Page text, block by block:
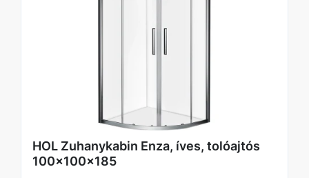
HOL Zuhanykabin Enza, íves, tolóajtós
100x100x185